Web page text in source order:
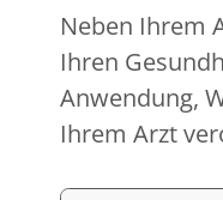
Neben Ihrem
Ihren
Anwendung,
Ihrem Arzt
medizinischen